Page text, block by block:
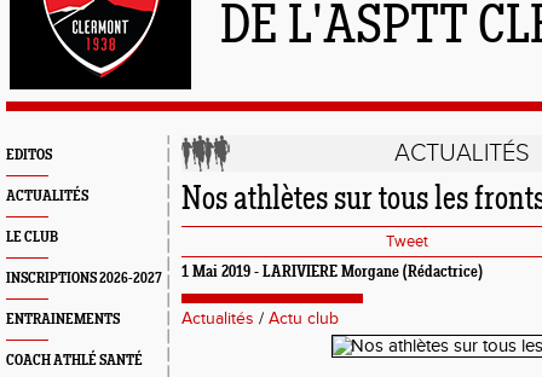
DE L'ASPTT
EDITOS
ACTUALITÉS
LE CLUB
INSCRIPTIONS 2026-2027
ENTRAINEMENTS
COACH ATHLÉ SANTÉ
ACTUALITÉS
Nos athlètes sur tous les
Tweet
1 Mai 2019 - LARIVIERE Morgane (Rédactrice)
Actualités / Actu club